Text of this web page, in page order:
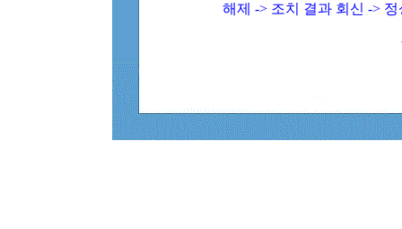
해제 -> 조치 결과 회신 ->